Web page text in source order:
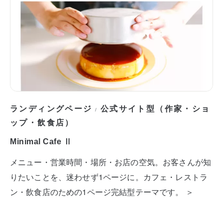
ランディングページ / 公式サイト型（作家・ショ
ップ・飲食店）
Minimal Cafe Ⅱ
メニュー・営業時間・場所・お店の空気。お客さんが知
りたいことを、迷わせず1ページに。カフェ・レストラ
ン・飲食店のための1ページ完結型テーマです。 ＞